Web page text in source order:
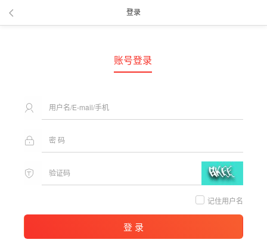
登录
账号登录
记住用户名
登 录